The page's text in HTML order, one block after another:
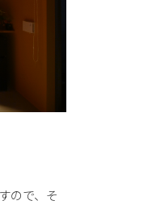
ので、そ